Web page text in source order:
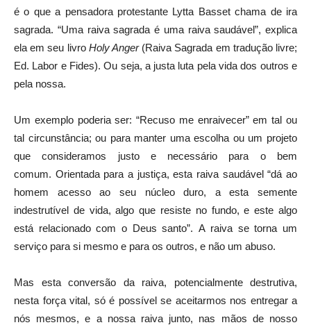
é o que a pensadora protestante Lytta Basset chama de ira
sagrada. “Uma raiva sagrada é uma raiva saudável”, explica
ela em seu livro Holy Anger (Raiva Sagrada em tradução livre;
Ed. Labor e Fides). Ou seja, a justa luta pela vida dos outros e
pela nossa.
Um exemplo poderia ser: “Recuso me enraivecer” em tal ou
tal circunstância; ou para manter uma escolha ou um projeto
que consideramos justo e necessário para o bem
comum. Orientada para a justiça, esta raiva saudável “dá ao
homem acesso ao seu núcleo duro, a esta semente
indestrutível de vida, algo que resiste no fundo, e este algo
está relacionado com o Deus santo”. A raiva se torna um
serviço para si mesmo e para os outros, e não um abuso.
Mas esta conversão da raiva, potencialmente destrutiva,
nesta força vital, só é possível se aceitarmos nos entregar a
nós mesmos, e a nossa raiva junto, nas mãos de nosso